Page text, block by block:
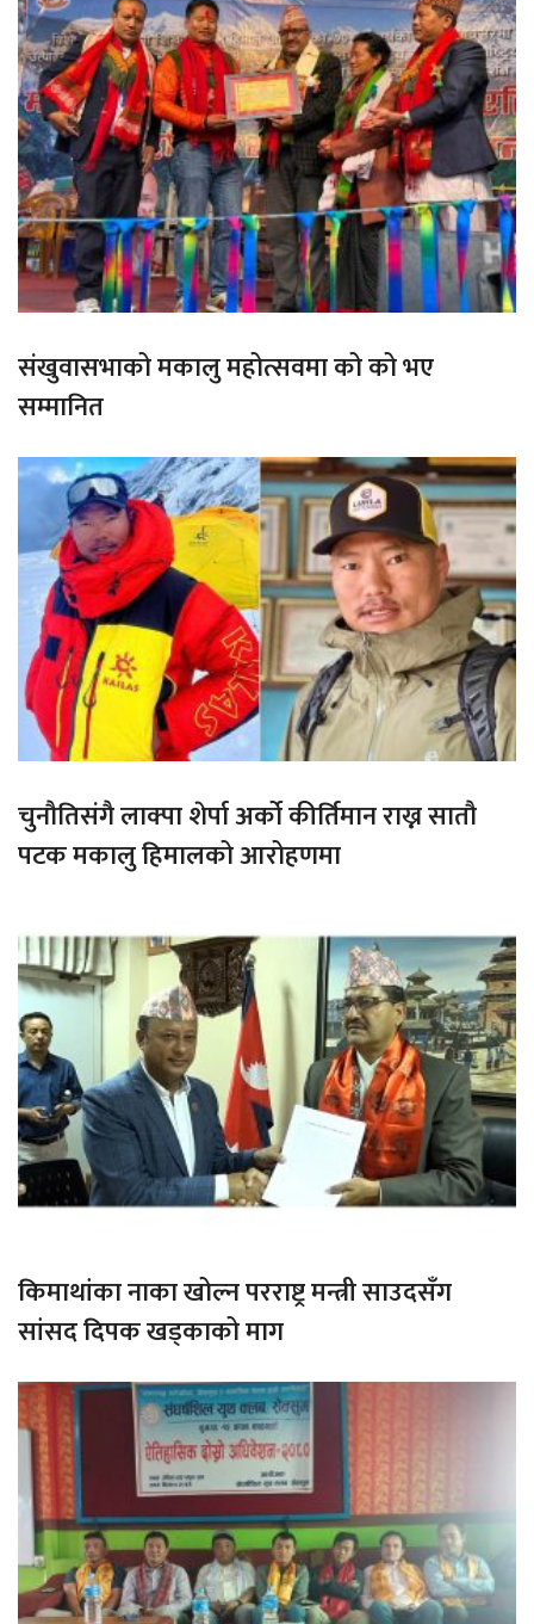
संखुवासभाको मकालु महोत्सवमा को को भए
सम्मानित
चुनौतिसंगै लाक्पा शेर्पा अर्को कीर्तिमान राख्न सातौ
पटक मकालु हिमालको आरोहणमा
किमाथांका नाका खोल्न परराष्ट्र मन्त्री साउदसँग
सांसद दिपक खड्काको माग